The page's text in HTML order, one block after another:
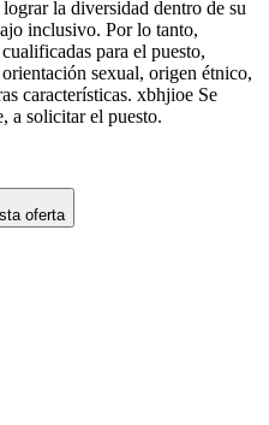
la diversidad dentro de su
inclusivo. Por lo tanto,
para el puesto,
sexual, origen étnico,
características. xbhjioe Se
a solicitar el puesto.
oferta